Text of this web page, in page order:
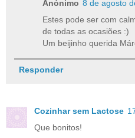
Anónimo 8 de agosto
Estes pode ser com
de todas as ocasiões :)
Um beijinho querida
Responder
Cozinhar sem Lactose
Que bonitos!